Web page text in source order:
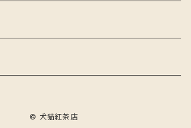
© 犬猫紅茶店